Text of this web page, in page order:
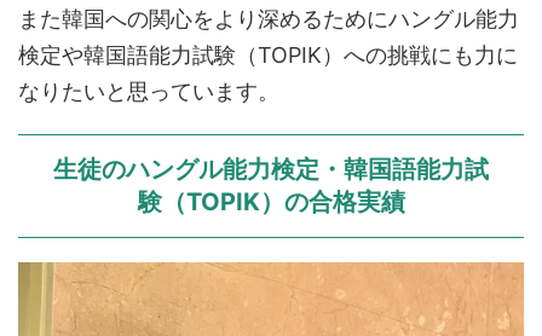
また韓国への関心をより深めるためにハングル能力
検定や韓国語能力試験（TOPIK）への挑戦にも力に
なりたいと思っています。
生徒のハングル能力検定・韓国語能力試
験（TOPIK）の合格実績